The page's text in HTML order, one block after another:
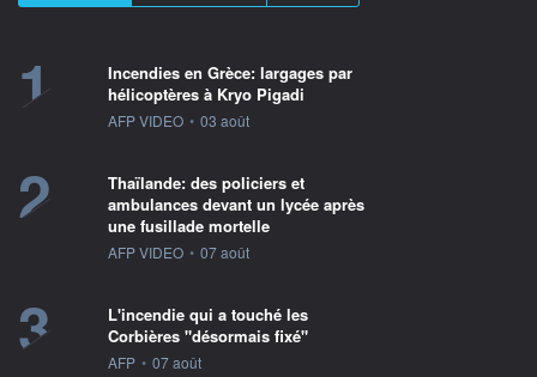
1
Incendies en Grèce: largages par
hélicoptères à Kryo Pigadi
information fournie par
AFP VIDEO • 03 août
2
Thaïlande: des policiers et
ambulances devant un lycée après
une fusillade mortelle
information fournie par
AFP VIDEO • 07 août
3
L'incendie qui a touché les
Corbières "désormais fixé"
information fournie par
AFP • 07 août